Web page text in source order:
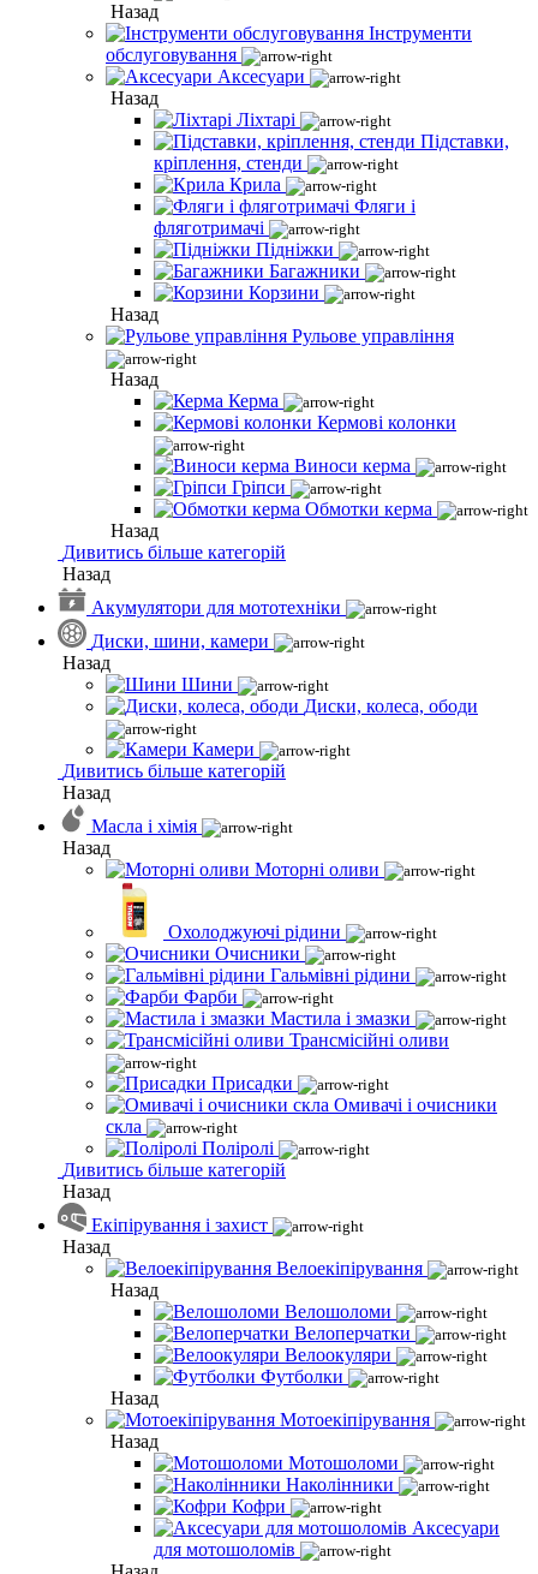
Назад
Інструменти
обслуговування
Аксесуари
Назад
Ліхтарі
Підставки,
кріплення, стенди
Крила
Фляги і
фляготримачі
Підніжки
Багажники
Корзини
Назад
Рульове управління
Назад
Керма
Кермові колонки
Виноси керма
Гріпси
Обмотки керма
Назад
Дивитись більше категорій
Назад
Акумулятори для мототехніки
Диски, шини, камери
Назад
Шини
Диски, колеса, ободи
Камери
Дивитись більше категорій
Назад
Масла і хімія
Назад
Моторні оливи
Охолоджуючі рідини
Очисники
Гальмівні рідини
Фарби
Мастила і змазки
Трансмісійні оливи
Присадки
Омивачі і очисники
скла
Поліролі
Дивитись більше категорій
Назад
Екіпірування і захист
Назад
Велоекіпірування
Назад
Велошоломи
Велоперчатки
Велоокуляри
Футболки
Назад
Мотоекіпірування
Назад
Мотошоломи
Наколінники
Кофри
Аксесуари
для мотошоломів